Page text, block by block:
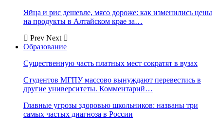
Яйца и рис дешевле, мясо дороже: как изменились цены
на продукты в Алтайском крае за…
Prev Next
Образование
Существенную часть платных мест сократят в вузах
Студентов МГПУ массово вынуждают перевестись в
другие университеты. Комментарий…
Главные угрозы здоровью школьников: названы три
самых частых диагноза в России